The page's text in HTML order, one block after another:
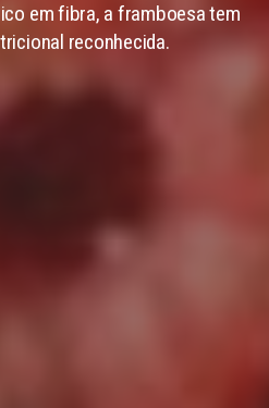
em fibra, a framboesa tem
reconhecida.